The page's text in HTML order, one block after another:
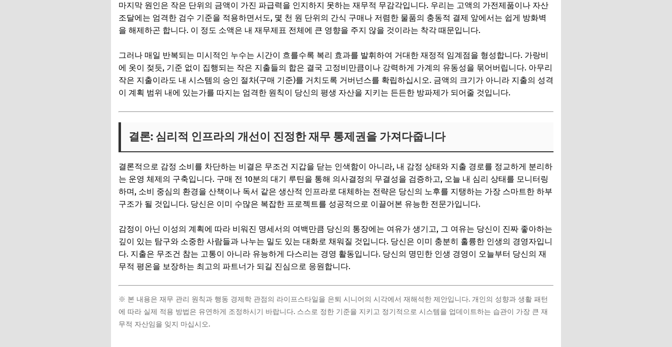
마지막 원인은 작은 단위의 금액이 가진 파급력을 인지하지 못하는 재무적 무감각입니다. 우리는 고액의 가전제품이나 자산
조달에는 엄격한 검수 기준을 적용하면서도, 몇 천 원 단위의 간식 구매나 저렴한 물품의 충동적 결제 앞에서는 쉽게 방화벽
을 해제하곤 합니다. 이 정도 소액은 내 재무제표 전체에 큰 영향을 주지 않을 것이라는 착각 때문입니다.
그러나 매일 반복되는 미시적인 누수는 시간이 흐를수록 복리 효과를 발휘하여 거대한 재정적 임계점을 형성합니다. 가랑비
에 옷이 젖듯, 기준 없이 집행되는 작은 지출들의 합은 결국 고정비만큼이나 강력하게 가계의 유동성을 묶어버립니다. 아무리
작은 지출이라도 내 시스템의 승인 절차(구매 기준)를 거치도록 거버넌스를 확립하십시오. 금액의 크기가 아니라 지출의 성격
이 계획 범위 내에 있는가를 따지는 엄격한 원칙이 당신의 평생 자산을 지키는 든든한 방파제가 되어줄 것입니다.
결론: 심리적 인프라의 개선이 진정한 재무 통제권을 가져다줍니다
결론적으로 감정 소비를 차단하는 비결은 무조건 지갑을 닫는 인색함이 아니라, 내 감정 상태와 지출 경로를 정교하게 분리하
는 운영 체제의 구축입니다. 구매 전 10분의 대기 루틴을 통해 의사결정의 무결성을 검증하고, 오늘 내 심리 상태를 모니터링
하며, 소비 중심의 환경을 산책이나 독서 같은 생산적 인프라로 대체하는 전략은 당신의 노후를 지탱하는 가장 스마트한 하부
구조가 될 것입니다. 당신은 이미 수많은 복잡한 프로젝트를 성공적으로 이끌어본 유능한 전문가입니다.
감정이 아닌 이성의 계획에 따라 비워진 명세서의 여백만큼 당신의 통장에는 여유가 생기고, 그 여유는 당신이 진짜 좋아하는
깊이 있는 탐구와 소중한 사람들과 나누는 밀도 있는 대화로 채워질 것입니다. 당신은 이미 충분히 훌륭한 인생의 경영자입니
다. 지출은 무조건 참는 고통이 아니라 유능하게 다스리는 경영 활동입니다. 당신의 명민한 인생 경영이 오늘부터 당신의 재
무적 평온을 보장하는 최고의 파트너가 되길 진심으로 응원합니다.
※ 본 내용은 재무 관리 원칙과 행동 경제학 관점의 라이프스타일을 은퇴 시니어의 시각에서 재해석한 제안입니다. 개인의 성향과 생활 패턴
에 따라 실제 적용 방법은 유연하게 조정하시기 바랍니다. 스스로 정한 기준을 지키고 정기적으로 시스템을 업데이트하는 습관이 가장 큰 재
무적 자산임을 잊지 마십시오.